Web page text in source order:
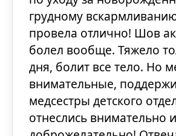
грудному
провела отлично! Шов
болел вообще. Тяжело
дня, болит все тело. Но
внимательные,
медсестры детского
отнеслись внимательно и